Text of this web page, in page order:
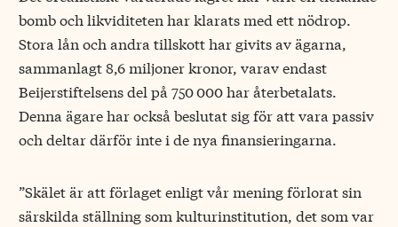
bomb och likviditeten har klarats med ett nödrop.
Stora lån och andra tillskott har givits av ägarna,
sammanlagt 8,6 miljoner kronor, varav endast
Beijerstiftelsens del på 750 000 har återbetalats.
Denna ägare har också beslutat sig för att vara passiv
och deltar därför inte i de nya finansieringarna.
”Skälet är att förlaget enligt vår mening förlorat sin
särskilda ställning som kulturinstitution, det som var